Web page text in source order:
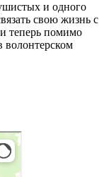
и одного
свою жизнь с
теперь помимо
волонтерском